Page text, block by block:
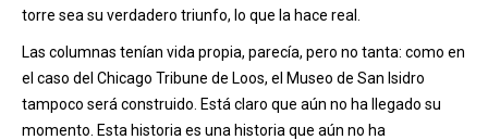
torre sea su verdadero triunfo, lo que la hace real.
Las columnas tenían vida propia, parecía, pero no tanta: como en
el caso del Chicago Tribune de Loos, el Museo de San Isidro
tampoco será construido. Está claro que aún no ha llegado su
momento. Esta historia es una historia que aún no ha